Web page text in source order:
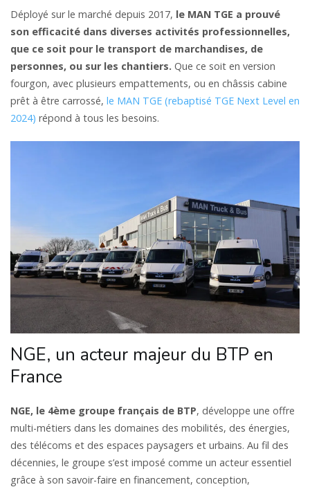
Déployé sur le marché depuis 2017, le MAN TGE a prouvé
son efficacité dans diverses activités professionnelles,
que ce soit pour le transport de marchandises, de
personnes, ou sur les chantiers. Que ce soit en version
fourgon, avec plusieurs empattements, ou en châssis cabine
prêt à être carrossé, le MAN TGE (rebaptisé TGE Next Level en
2024) répond à tous les besoins.
NGE, un acteur majeur du BTP en
France
NGE, le 4ème groupe français de BTP, développe une offre
multi-métiers dans les domaines des mobilités, des énergies,
des télécoms et des espaces paysagers et urbains. Au fil des
décennies, le groupe s’est imposé comme un acteur essentiel
grâce à son savoir-faire en financement, conception,